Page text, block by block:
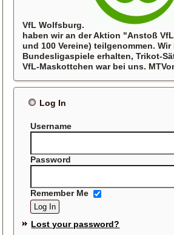
VfL Wolfsburg.
haben wir an der Aktion "Anstoß
und 100 Vereine) teilgenommen.
Bundesligaspiele erhalten, Trikot-
VfL-Maskottchen war bei uns.
Log In
Username
Password
Remember Me
Lost your password?